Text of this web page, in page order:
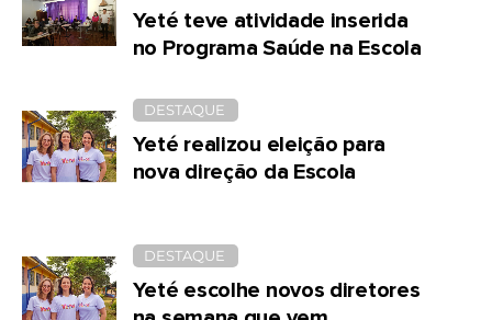
Yeté teve atividade inserida
no Programa Saúde na Escola
DESTAQUE
Yeté realizou eleição para
nova direção da Escola
DESTAQUE
Yeté escolhe novos diretores